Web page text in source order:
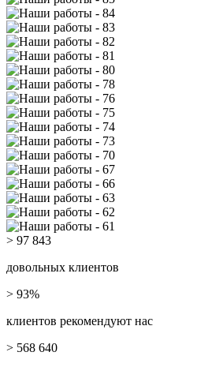
> 97 843
довольных клиентов
> 93%
клиентов рекомендуют нас
> 568 640